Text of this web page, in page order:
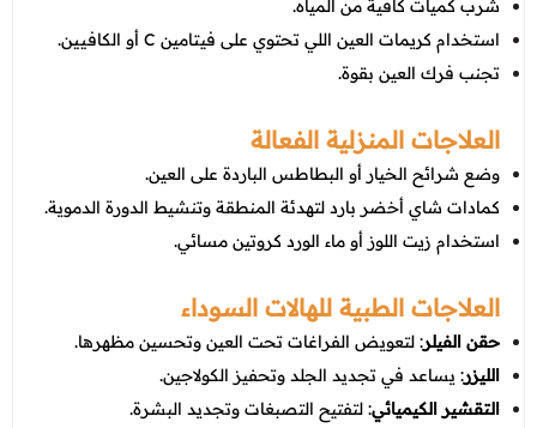
شرب كميات كافية من المياه.
استخدام كريمات العين اللي تحتوي على فيتامين C أو الكافيين.
تجنب فرك العين بقوة.
العلاجات المنزلية الفعالة
وضع شرائح الخيار أو البطاطس الباردة على العين.
كمادات شاي أخضر بارد لتهدئة المنطقة وتنشيط الدورة الدموية.
استخدام زيت اللوز أو ماء الورد كروتين مسائي.
العلاجات الطبية للهالات السوداء
حقن الفيلر: لتعويض الفراغات تحت العين وتحسين مظهرها.
الليزر: يساعد في تجديد الجلد وتحفيز الكولاجين.
التقشير الكيميائي : لتفتيح التصبغات وتجديد البشرة.